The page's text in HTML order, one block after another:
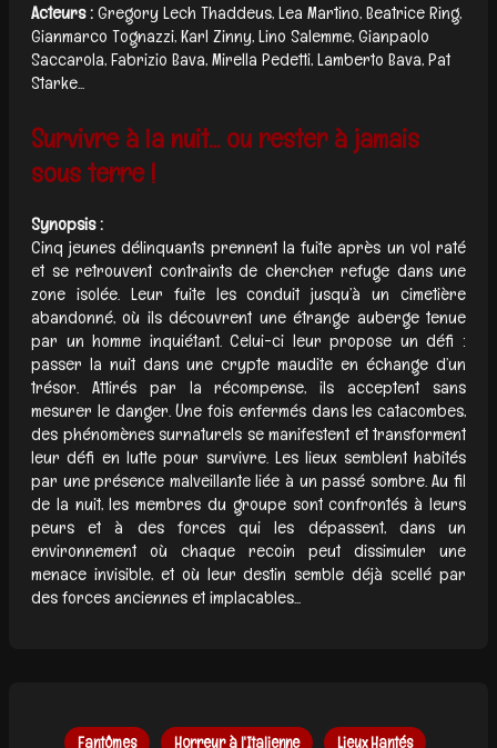
Acteurs :Gregory Lech Thaddeus, Lea Martino, Beatrice Ring,
Gianmarco Tognazzi, Karl Zinny, Lino Salemme, Gianpaolo
Saccarola, Fabrizio Bava, Mirella Pedetti, Lamberto Bava, Pat
Starke...
Survivre à la nuit… ou rester à jamais
sous terre !
Synopsis :
Cinq jeunes délinquants prennent la fuite après un vol raté
et se retrouvent contraints de chercher refuge dans une
zone isolée. Leur fuite les conduit jusqu’à un cimetière
abandonné, où ils découvrent une étrange auberge tenue
par un homme inquiétant. Celui-ci leur propose un défi :
passer la nuit dans une crypte maudite en échange d’un
trésor. Attirés par la récompense, ils acceptent sans
mesurer le danger. Une fois enfermés dans les catacombes,
des phénomènes surnaturels se manifestent et transforment
leur défi en lutte pour survivre. Les lieux semblent habités
par une présence malveillante liée à un passé sombre. Au fil
de la nuit, les membres du groupe sont confrontés à leurs
peurs et à des forces qui les dépassent, dans un
environnement où chaque recoin peut dissimuler une
menace invisible, et où leur destin semble déjà scellé par
des forces anciennes et implacables...
Fantômes Horreur à l'Italienne Lieux Hantés